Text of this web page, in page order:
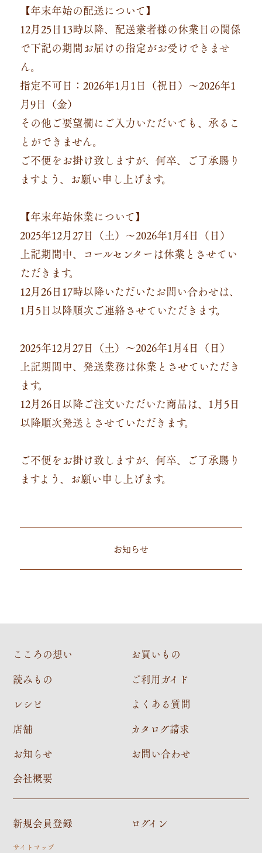
【年末年始の配送について】
12月25日13時以降、配送業者様の休業日の関係
で下記の期間お届けの指定がお受けできませ
ん。
指定不可日：2026年1月1日（祝日）～2026年1
月9日（金）
その他ご要望欄にご入力いただいても、承るこ
とができません。
ご不便をお掛け致しますが、何卒、ご了承賜り
ますよう、お願い申し上げます。
【年末年始休業について】
2025年12月27日（土）～2026年1月4日（日）
上記期間中、コールセンターは休業とさせてい
ただきます。
12月26日17時以降いただいたお問い合わせは、
1月5日以降順次ご連絡させていただきます。
2025年12月27日（土）～2026年1月4日（日）
上記期間中、発送業務は休業とさせていただき
ます。
12月26日以降ご注文いただいた商品は、1月5日
以降順次発送とさせていただきます。
ご不便をお掛け致しますが、何卒、ご了承賜り
ますよう、お願い申し上げます。
お知らせ
こころの想い
読みもの
レシピ
店舗
お知らせ
会社概要
お買いもの
ご利用ガイド
よくある質問
カタログ請求
お問い合わせ
新規会員登録 ログイン
サイトマップ